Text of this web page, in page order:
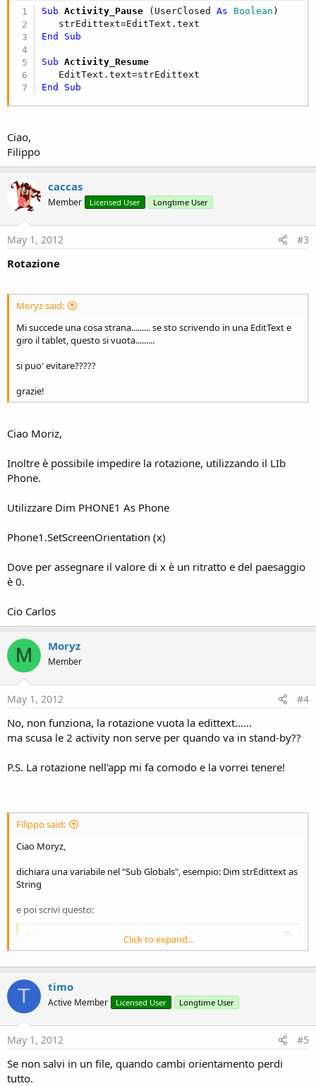
Sub Activity_Pause (UserClosed As Boolean )
End
Sub
Sub Activity_Resume
End
Sub
Ciao,
Filippo
caccas
Member Licensed User Longtime User
May 1, 2012 #3
Rotazione
Moryz said:
Mi succede una cosa strana......... se sto scrivendo in una EditText e
giro il tablet, questo si vuota.........
si puo' evitare?????
grazie!
Ciao Moriz,
Inoltre è possibile impedire la rotazione, utilizzando il LIb
Phone.
Utilizzare Dim PHONE1 As Phone
Phone1.SetScreenOrientation (x)
Dove per assegnare il valore di x è un ritratto e del paesaggio
è 0.
Cio Carlos
M Moryz
Member
May 1, 2012 #4
No, non funziona, la rotazione vuota la edittext......
ma scusa le 2 activity non serve per quando va in stand-by??
P.S. La rotazione nell'app mi fa comodo e la vorrei tenere!
Filippo said:
Ciao Moryz,
dichiara una variabile nel "Sub Globals", esempio: Dim strEdittext as
String
e poi scrivi questo:
B4X:
   strEdittext=EditText.text
End
Sub Activity_Resume
Ciao,
Click to expand...
T timo
Active Member Licensed User Longtime User
May 1, 2012 #5
Se non salvi in un file, quando cambi orientamento perdi
tutto.